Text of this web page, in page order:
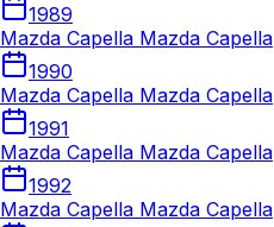
1989
Mazda Capella Mazda Capella
1990
Mazda Capella Mazda Capella
1991
Mazda Capella Mazda Capella
1992
Mazda Capella Mazda Capella